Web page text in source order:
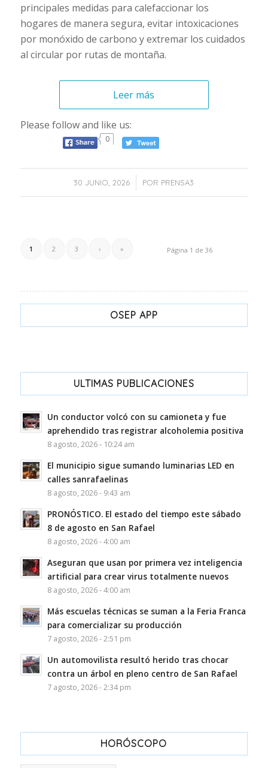
principales medidas para calefaccionar los
hogares de manera segura, evitar intoxicaciones
por monóxido de carbono y extremar los cuidados
al circular por rutas de montaña.
Leer más
Please follow and like us:
0
30 JUNIO, 2026
/ POR PRENSA3
Página 1 de 36
1 2 3 › »
OSEP APP
ULTIMAS PUBLICACIONES
Un conductor volcó con su camioneta y fue
aprehendido tras registrar alcoholemia positiva
8 agosto, 2026 - 10:24 am
El municipio sigue sumando luminarias LED en
calles sanrafaelinas
8 agosto, 2026 - 9:43 am
PRONÓSTICO. El estado del tiempo este sábado
8 de agosto en San Rafael
8 agosto, 2026 - 4:00 am
Aseguran que usan por primera vez inteligencia
artificial para crear virus totalmente nuevos
8 agosto, 2026 - 4:00 am
Más escuelas técnicas se suman a la Feria Franca
para comercializar su producción
7 agosto, 2026 - 2:51 pm
Un automovilista resultó herido tras chocar
contra un árbol en pleno centro de San Rafael
7 agosto, 2026 - 2:34 pm
HORÓSCOPO